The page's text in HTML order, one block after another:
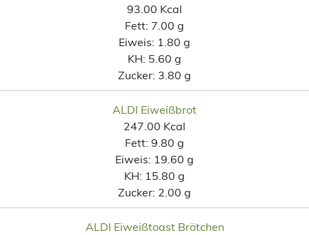
93.00 Kcal
Fett: 7.00 g
Eiweis: 1.80 g
KH: 5.60 g
Zucker: 3.80 g
ALDI Eiweißbrot
247.00 Kcal
Fett: 9.80 g
Eiweis: 19.60 g
KH: 15.80 g
Zucker: 2.00 g
ALDI Eiweißtoast Brötchen